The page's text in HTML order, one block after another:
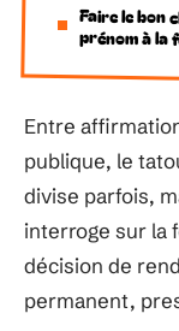
Faire le bon
prénom à la
Entre
publique, le
divise parfois,
interroge sur la
décision de
permanent,